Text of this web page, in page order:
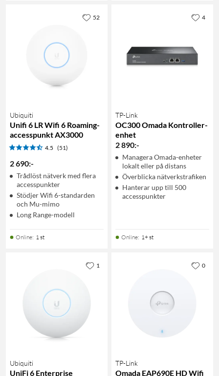
Ubiquiti
Unifi 6 LR Wifi 6 Roaming-
accesspunkt AX3000
4.5 (51)
2 690:-
Trådlöst nätverk med flera
accesspunkter
Stödjer Wifi 6-standarden
och Mu-mimo
Long Range-modell
Online: 1 st
52
TP-Link
OC300 Omada Kontroller-
enhet
2 890:-
Managera Omada-enheter
lokalt eller på distans
Överblicka nätverkstrafiken
Hanterar upp till 500
accesspunkter
Online: 1+ st
4
Ubiquiti
UniFi 6 Enterprise
1
TP-Link
Omada EAP690E HD Wifi
0